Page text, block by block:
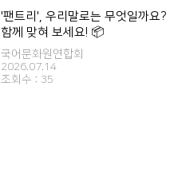
'팬트리', 우리말로는 무엇일까요?
함께 맞혀 보세요! 📦
국어문화원연합회
2026.07.14
조회수 : 35